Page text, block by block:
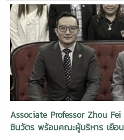
and Technology พร้อมผู้บริหารแล
Thailand INTECT Base ในโอกาส
หารือความร่วมมือทางวิชาการในกา
Taiwan-Thailand INTECT Base
เชียงใหม่ โดยจะเป็นศูนย์กลางการแ
และการพัฒนาบุคลากรให้สอดคล้อง
แรงงานระหว่างประเทศในปัจจุบัน ซึ่ง
ความร่วมมือด้านการศึกษาระหว่างสถ
อุตสาหกรรมในการบ่มเพาะและพัฒ
การศึกษาต่อและการสร้างโอกาสในก
นี้ ได้เยี่ยมชมฐานเรียนรู้และปฏิบัติงา
วิศวกรรมอาหาร คณะวิศวกรรมและ
Associate Professor Zhou
ชินวัตร พร้อมคณะผู้บริหาร เยือ